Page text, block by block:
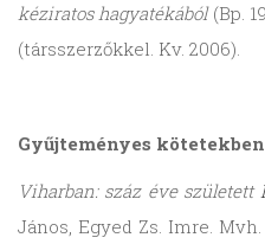
kéziratos hagyatékából(Bp.
(társszerzőkkel. Kv. 2006).
Gyűjteményes kötetekben
Viharban: száz éve született
János, Egyed Zs. Imre.